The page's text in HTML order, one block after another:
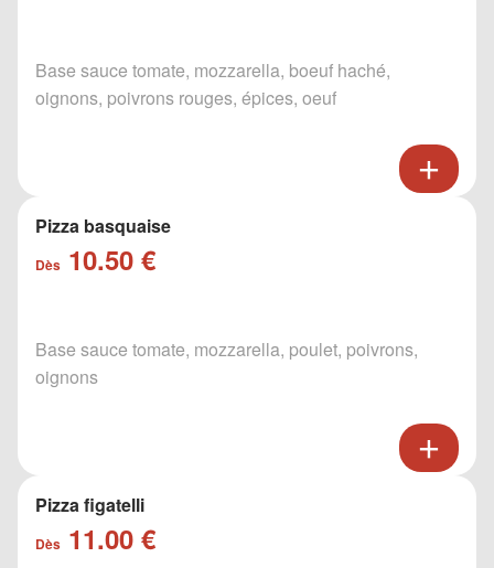
Base sauce tomate, mozzarella, boeuf haché,
oignons, poivrons rouges, épices, oeuf
Pizza basquaise
Dès 10.50 €
Base sauce tomate, mozzarella, poulet, poivrons,
oignons
Pizza figatelli
Dès 11.00 €